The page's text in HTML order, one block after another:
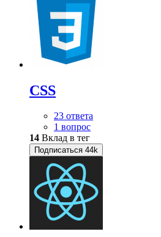
CSS
23 ответа
1 вопрос
14 Вклад в тег
Подписаться 44k